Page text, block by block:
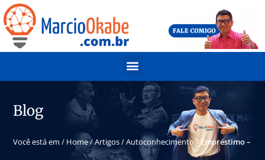
Blog
Você está em / Home/Artigos/Autoconhecimento/Empréstimo –